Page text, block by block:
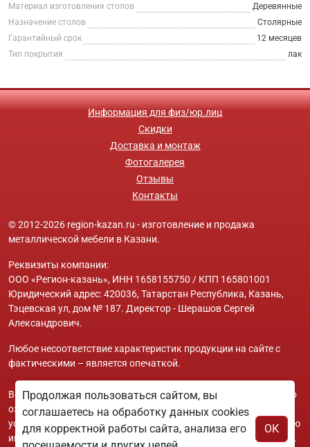
Материал изготовления столов
Деревянные
Назначение столов
Столярные
Гарантийный срок
12 месяцев
Тип покрытия
лак
Информация для физ/юр.лиц
Скидки
Доставка и монтаж
Фотогалерея
Отзывы
Контакты
© 2012-2026 region-kazan.ru - изготовление и продажа
металлической мебели в Казани.
Реквизиты компании:
ООО «Регион-казань», ИНН 1658155750 / КПП 165801001
Юридический адрес: 420036, Татарстан Республика, Казань,
Тэцевская ул, дом № 187. Директор - Шерашов Сергей
Александрович.
Любое несоответствие характеристик продукции на сайте с
фактическими – является опечаткой.
Вся информация на сайте region-kazan.ru носит исключительно
ознакомительный и справочный характер и ни при каких
условиях не является публичной офертой. Всю дополнительную
информацию можно узнать по телефонам указанным на сайте.
Продолжая пользоваться сайтом, вы
соглашаетесь на обработку данных cookies
для корректной работы сайта, анализа его
ОК